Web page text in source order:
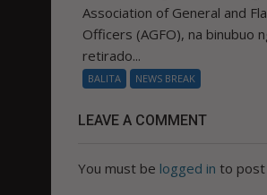
Association of General and
Officers (AGFO), na binubuo
retirado...
BALITA NEWS BREAK
LEAVE A COMMENT
You must be logged in to post